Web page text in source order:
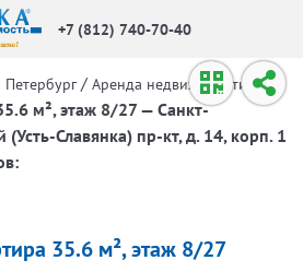
+7 (812) 740-70-40
Петербург / Аренда недвижимости /1-
м², этаж 8/27 — Санкт-
(Усть-Славянка) пр-кт, д. 14, корп. 1
35.6 м², этаж 8/27